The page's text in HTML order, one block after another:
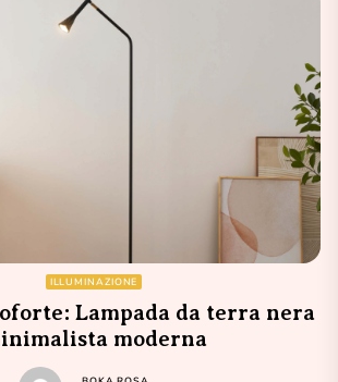
ILLUMINAZIONE
Lampada da terra nera
moderna